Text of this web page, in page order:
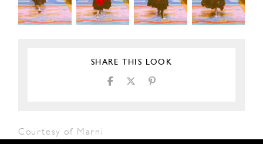
SHARE THIS LOOK
Courtesy of Marni